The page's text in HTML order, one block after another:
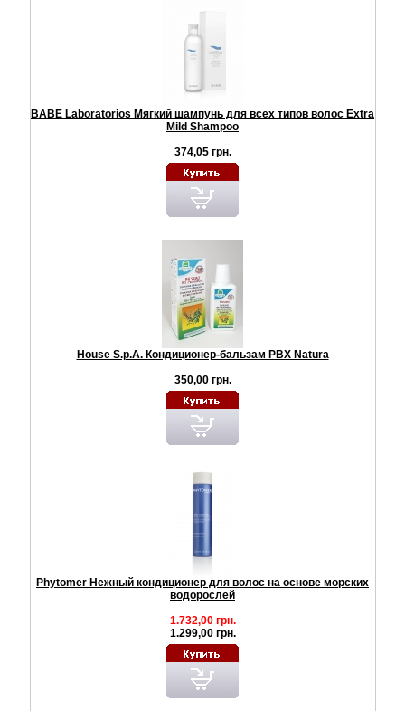
BABE Laboratorios Мягкий шампунь для всех типов волос Extra
Mild Shampoo
374,05 грн.
House S.p.A. Кондиционер-бальзам РВХ Natura
350,00 грн.
Phytomer Нежный кондиционер для волос на основе морских
водорослей
1.732,00 грн.
1.299,00 грн.